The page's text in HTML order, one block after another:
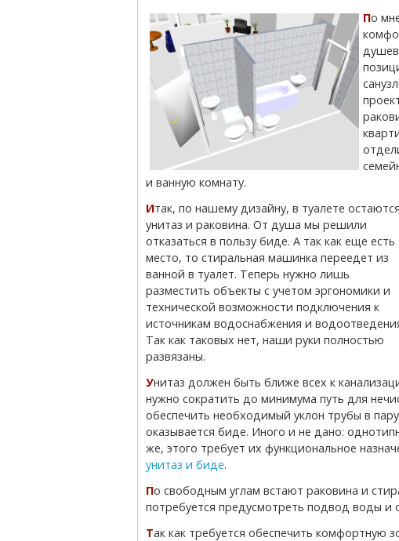
По мнению проектировщиков, в этой комнатке
и ванную комнату.
Итак, по нашему дизайну, в туалете остаются
унитаз и раковина. От душа мы решили
отказаться в пользу биде. А так как еще есть
место, то стиральная машинка переедет из
ванной в туалет. Теперь нужно лишь
разместить объекты с учетом эргономики и
технической возможности подключения к
источникам водоснабжения и
Так как таковых нет, наши руки полностью
развязаны.
Унитаз должен быть ближе всех к канализационному стояку. Это вполне понятно, ведь
нужно сократить до минимума путь для
обеспечить необходимый уклон трубы в
оказывается биде. Иного и не дано:
же, этого требует их функциональное
унитаз и биде.
По свободным углам встают раковина и стиральная машинка. Для них лишь
потребуется предусмотреть подвод воды и
Так как требуется обеспечить комфортную зону вокруг биде и унитаза, стиральную